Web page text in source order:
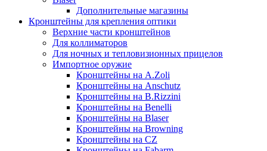
Дополнительные магазины
Кронштейны для крепления оптики
Верхние части кронштейнов
Для коллиматоров
Для ночных и тепловизионных прицелов
Импортное оружие
Кронштейны на A.Zoli
Кронштейны на Anschutz
Кронштейны на B.Rizzini
Кронштейны на Benelli
Кронштейны на Blaser
Кронштейны на Browning
Кронштейны на CZ